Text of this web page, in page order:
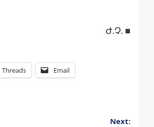
Ժ.Չ. ■
Threads Email
Next: